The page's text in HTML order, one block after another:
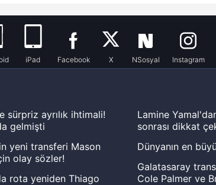
iPad Facebook X NSosyal Instagram
sürpriz ayrılık ihtimali!
gelmişti
yeni transferi Mason
olay sözler!
rota yeniden Thiago
Lamine
sonrası dikkat
Dünyanın en
Galatasaray
Cole Palmer ve